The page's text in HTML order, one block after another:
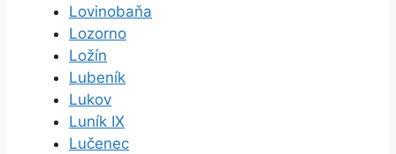
Lovinobaňa
Lozorno
Ložín
Lubeník
Lukov
Luník IX
Lučenec